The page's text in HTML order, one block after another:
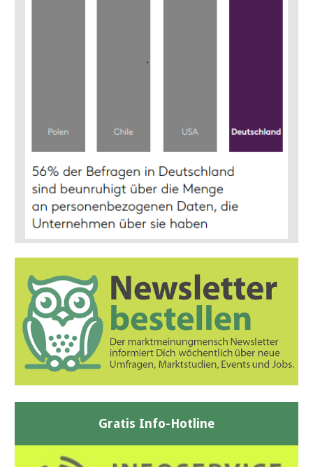
Gratis Info-Hotline